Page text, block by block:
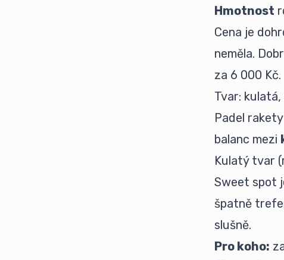
Hmotnost
Cena je
neměla.
za 6 000 Kč.
Tvar:
Padel
balanc mezi
Kulatý tvar
Sweet spot
špatně
slušně.
Pro koho: